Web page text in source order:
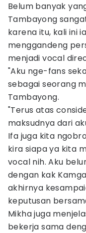
Belum banyak
Tambayong
karena itu, kali ini
menggandeng
menjadi vocal
"Aku nge-fans
sebagai seorang
Tambayong.
"Terus atas
maksudnya dari
Ifa juga kita
kira siapa ya kita
vocal nih. Aku
dengan kak
akhirnya
keputusan
Mikha juga
bekerja sama